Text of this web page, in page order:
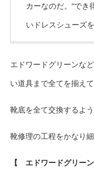
カーなのだ。”で
いドレスシューズ
エドワードグリーンな
い道具まで全てを揃え
靴底を全て交換するよ
靴修理の工程をかなり
【 エドワードグリー